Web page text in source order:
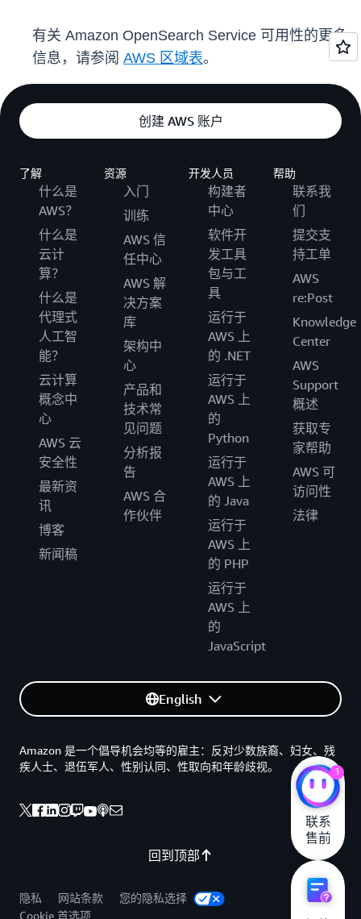
有关 Amazon OpenSearch Service 可用性的更多
信息，请参阅 AWS 区域表。
创建 AWS 账户
了解
什么是
AWS？
什么是
云计
算？
什么是
代理式
人工智
能？
云计算
概念中
心
AWS 云
安全性
最新资
讯
博客
新闻稿
资源
入门
训练
AWS 信
任中心
AWS 解
决方案
库
架构中
心
产品和
技术常
见问题
分析报
告
AWS 合
作伙伴
开发人员
构建者
中心
软件开
发工具
包与工
具
运行于
AWS 上
的 .NET
运行于
AWS 上
的
Python
运行于
AWS 上
的 Java
运行于
AWS 上
的 PHP
运行于
AWS 上
的
JavaScript
帮助
联系我
们
提交支
持工单
AWS
re:Post
Knowledge
Center
AWS
Support
概述
获取专
家帮助
AWS 可
访问性
法律
English
回到顶部
Amazon 是一个倡导机会均等的雇主：反对少数族裔、妇女、残
疾人士、退伍军人、性别认同、性取向和年龄歧视。
隐私 网站条款
您的隐私选择
Cookie 首选项
1
联系
售前